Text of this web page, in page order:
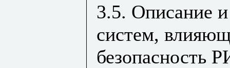
3.5. Описание и
систем,
безопасность